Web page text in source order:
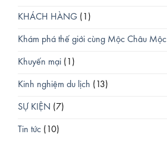
KHÁCH HÀNG (1)
Khám phá thế giới cùng Mộc Châu Mộc
Khuyến mại (1)
Kinh nghiệm du lịch (13)
SỰ KIỆN (7)
Tin tức (10)